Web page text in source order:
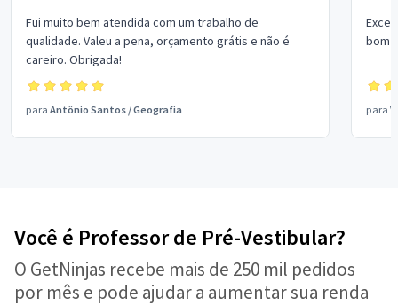
Fui muito bem atendida com um trabalho de
qualidade. Valeu a pena, orçamento grátis e não é
careiro. Obrigada!
para Antônio Santos /Geografia
bom
para
Você é Professor de Pré-Vestibular?
O GetNinjas recebe mais de 250 mil pedidos
por mês e pode ajudar a aumentar sua renda